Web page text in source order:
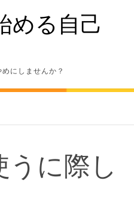
める自己
にしませんか？
うに際し